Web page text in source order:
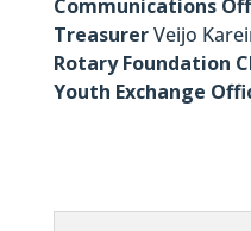
Communications
TreasurerVeijo
Rotary Foundation
Youth Exchange